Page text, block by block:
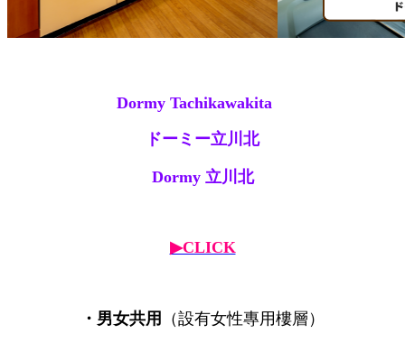
Dormy Tachikawakita
ドーミー立川北
Dormy 立川北
▶CLICK
・男女共用 （設有女性專用樓層）